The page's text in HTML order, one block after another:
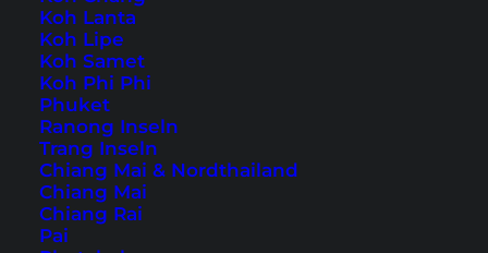
Koh Lanta
Koh Lipe
Koh Samet
Koh Phi Phi
Phuket
Ranong Inseln
Trang Inseln
Chiang Mai & Nordthailand
Chiang Mai
Chiang Rai
Pai
Entdecke das Land des Lächelns